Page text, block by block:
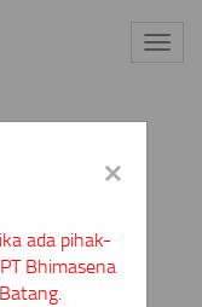
×
ada pihak-
Bhimasena